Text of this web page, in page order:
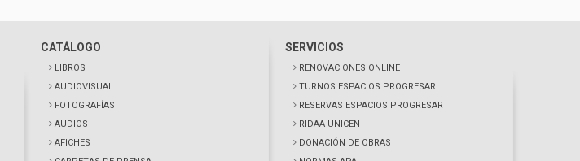
CATÁLOGO
LIBROS
AUDIOVISUAL
FOTOGRAFÍAS
AUDIOS
AFICHES
SERVICIOS
RENOVACIONES ONLINE
TURNOS ESPACIOS PROGRESAR
RESERVAS ESPACIOS PROGRESAR
RIDAA UNICEN
DONACIÓN DE OBRAS